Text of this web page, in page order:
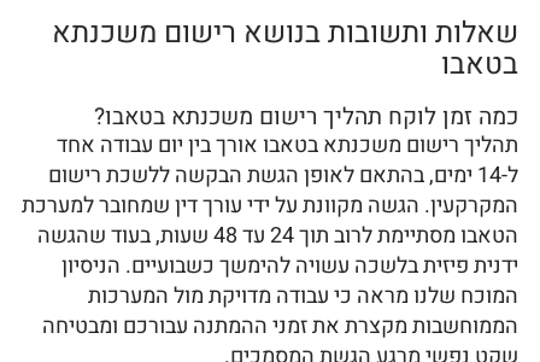
שאלות ותשובות בנושא רישום משכנתא
בטאבו
כמה זמן לוקח תהליך רישום משכנתא בטאבו?
תהליך רישום משכנתא בטאבו אורך בין יום עבודה אחד
ל-14 ימים, בהתאם לאופן הגשת הבקשה ללשכת רישום
המקרקעין. הגשה מקוונת על ידי עורך דין שמחובר למערכת
הטאבו מסתיימת לרוב תוך 24 עד 48 שעות, בעוד שהגשה
ידנית פיזית בלשכה עשויה להימשך כשבועיים. הניסיון
המוכח שלנו מראה כי עבודה מדויקת מול המערכות
הממוחשבות מקצרת את זמני ההמתנה עבורכם ומבטיחה